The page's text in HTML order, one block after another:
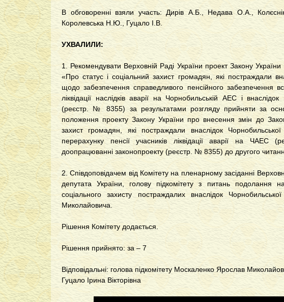
В обговоренні взяли участь: Дирів А.Б., Недава О.А.,
Королевська Н.Ю., Гуцало І.В.
УХВАЛИЛИ:
1. Рекомендувати Верховній Раді України проект Закону
«Про статус і соціальний захист громадян, які постраждали
щодо забезпечення справедливого пенсійного забезпечення
ліквідації наслідків аварії на Чорнобильській АЕС і
(реєстр. № 8355) за результатами розгляду прийняти за
положення проекту Закону України про внесення змін до
захист громадян, які постраждали внаслідок
перерахунку пенсії учасників ліквідації аварії на
доопрацюванні законопроекту (реєстр. № 8355) до другого
2. Співдоповідачем від Комітету на пленарному засіданні
депутата України, голову підкомітету з питань подолання
соціального захисту постраждалих внаслідок
Миколайовича.
Рішення Комітету додається.
Рішення прийнято: за – 7
Відповідальні: голова підкомітету Москаленко Ярослав
Гуцало Ірина Вікторівна